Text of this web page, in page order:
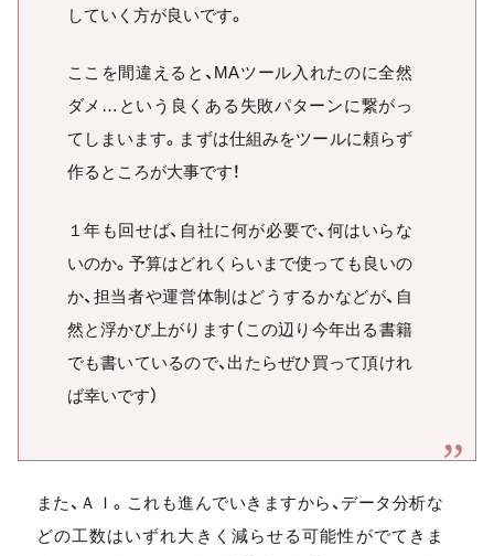
していく方が良いです。
ここを間違えると、MAツール入れたのに全然
ダメ…という良くある失敗パターンに繋がっ
てしまいます。まずは仕組みをツールに頼らず
作るところが大事です！
１年も回せば、自社に何が必要で、何はいらな
いのか。予算はどれくらいまで使っても良いの
か、担当者や運営体制はどうするかなどが、自
然と浮かび上がります（この辺り今年出る書籍
でも書いているので、出たらぜひ買って頂けれ
ば幸いです）
また、ＡＩ。これも進んでいきますから、データ分析な
どの工数はいずれ大きく減らせる可能性がでてきま